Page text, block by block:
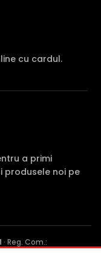
3.446 lei
4 MP
4 MP
Da
Da
cu cardul.
a primi
produsele noi pe
· Reg. Com.: